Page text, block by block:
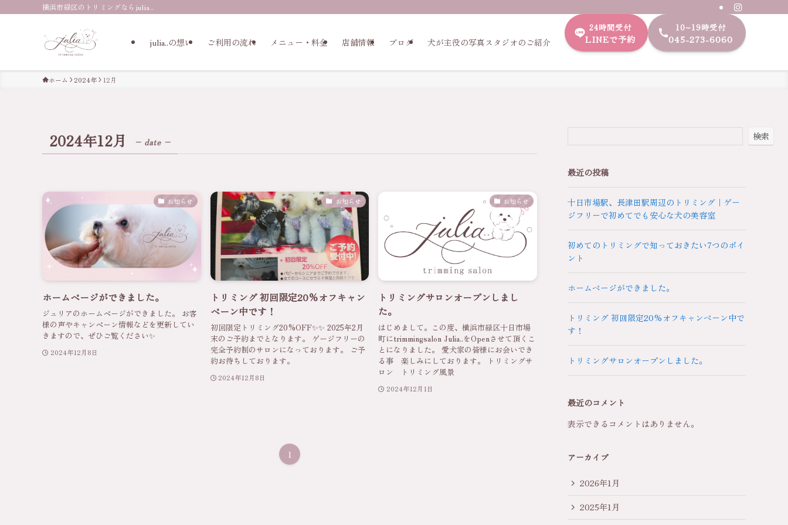
横浜市緑区のトリミングならjulia..
julia..の想い ご利用の流れ メニュー・料金 店舗情報 ブログ 犬が主役の写真スタジオのご紹介
24時間受付
LINEで予約
10~19時受付
045-273-6060
ホーム 2024年 12月
2024年12月 – date –
お知らせ
ホームページができました。
ジュリアのホームページができました。 お客
様の声やキャンペーン情報などを更新してい
きますので、ぜひご覧ください✨
2024年12月8日
お知らせ
トリミング 初回限定20%オフキャン
ペーン中です！
初回限定トリミング20%OFF✨✨ 2025年2月
末のご予約までとなります。 ゲージフリーの
完全予約制のサロンになっております。 ご予
約お待ちしております。
2024年12月8日
お知らせ
トリミングサロンオープンしまし
た。
はじめまして。この度、横浜市緑区十日市場
町にtrimmingsalon Julia..をOpenさせて頂くこ
とになりました。 愛犬家の皆様にお会いでき
る事 楽しみにしております。 トリミングサ
ロン トリミング風景
2024年12月1日
1
検索
最近の投稿
十日市場駅、長津田駅周辺のトリミング｜ゲー
ジフリーで初めてでも安心な犬の美容室
初めてのトリミングで知っておきたい7つのポイ
ント
ホームページができました。
トリミング 初回限定20%オフキャンペーン中で
す！
トリミングサロンオープンしました。
最近のコメント
表示できるコメントはありません。
アーカイブ
2026年1月
2025年1月